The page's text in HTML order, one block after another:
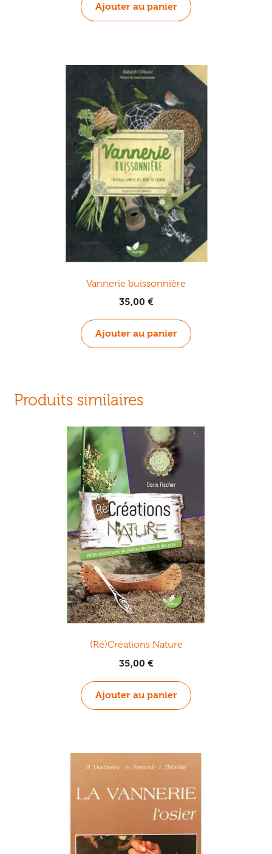
Ajouter au panier
Vannerie buissonnière
35,00 €
Ajouter au panier
Produits similaires
(Ré)Créations Nature
35,00 €
Ajouter au panier